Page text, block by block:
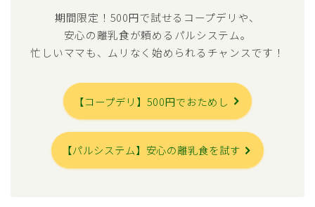
期間限定！500円で試せるコープデリや、
安心の離乳食が頼めるパルシステム。
忙しいママも、ムリなく始められるチャンスです！
【コープデリ】500円でおためし
【パルシステム】安心の離乳食を試す